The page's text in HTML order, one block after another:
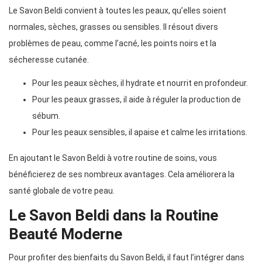
Le Savon Beldi convient à toutes les peaux, qu’elles soient
normales, sèches, grasses ou sensibles. Il résout divers
problèmes de peau, comme l’acné, les points noirs et la
sécheresse cutanée.
Pour les peaux sèches, il hydrate et nourrit en profondeur.
Pour les peaux grasses, il aide à réguler la production de
sébum.
Pour les peaux sensibles, il apaise et calme les irritations.
En ajoutant le Savon Beldi à votre routine de soins, vous
bénéficierez de ses nombreux avantages. Cela améliorera la
santé globale de votre peau.
Le Savon Beldi dans la Routine
Beauté Moderne
Pour profiter des bienfaits du Savon Beldi, il faut l’intégrer dans